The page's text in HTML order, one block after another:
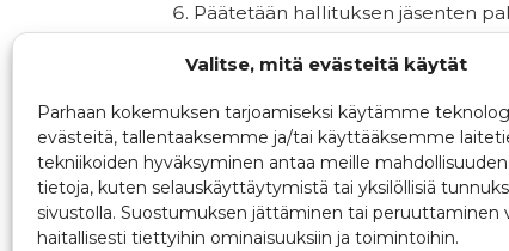
Valitse, mitä evästeitä käytät
Parhaan kokemuksen tarjoamiseksi käytämme
evästeitä, tallentaaksemme ja/tai käyttääksemme
tekniikoiden hyväksyminen antaa meille mahdollisuuden
tietoja, kuten selauskäyttäytymistä tai yksilöllisiä
sivustolla. Suostumuksen jättäminen tai peruuttaminen
haitallisesti tiettyihin ominaisuuksiin ja toimintoihin.
Päätetään hallituksen jäsenten
Päätetään hallituksen
Valitaan hallituksen
Valitaan kaksi
Valitaan yhdistyksen edustajat ja
Muut asiat